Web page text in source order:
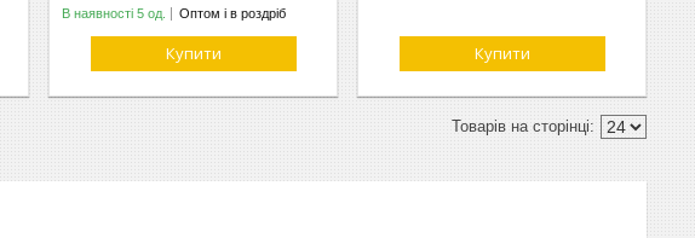
В наявності 5 од. Оптом і в роздріб
Купити Купити